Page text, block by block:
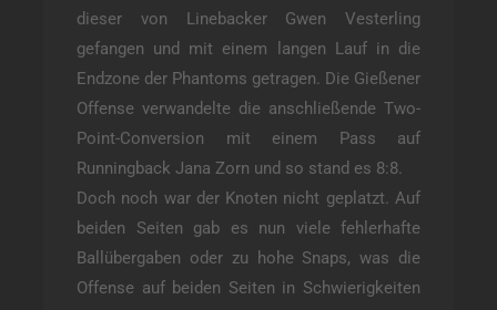
dieser von Linebacker Gwen Vesterling
gefangen und mit einem langen Lauf in die
Endzone der Phantoms getragen. Die Gießener
Offense verwandelte die anschließende Two-
Point-Conversion mit einem Pass auf
Runningback Jana Zorn und so stand es 8:8.
Doch noch war der Knoten nicht geplatzt. Auf
beiden Seiten gab es nun viele fehlerhafte
Ballübergaben oder zu hohe Snaps, was die
Offense auf beiden Seiten in Schwierigkeiten